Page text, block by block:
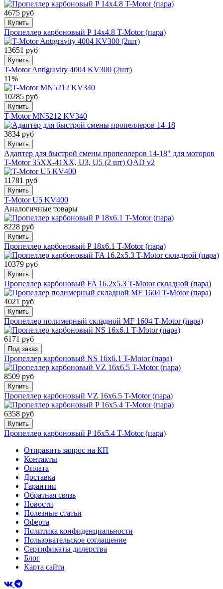
4675 руб
Купить
Пропеллер карбоновый P 14x4.8 T-Motor (пара)
13651 руб
Купить
T-Motor Antigravity 4004 KV300 (2шт)
11%
10285 руб
Купить
T-Motor MN5212 KV340
3834 руб
Купить
Адаптер для быстрой смены пропеллеров 14-18" для моторов
T-Motor 35XX-41XX, U3, U5 (2 шт) QAD v2
11781 руб
Купить
T-Motor U5 KV400
Аналогичные товары
8228 руб
Купить
Пропеллер карбоновый P 18x6.1 T-Motor (пара)
10379 руб
Купить
Пропеллер карбоновый FA 16.2x5.3 T-Motor складной (пара)
4021 руб
Купить
Пропеллер полимерный складной MF 1604 T-Motor (пара)
6171 руб
Под заказ
Пропеллер карбоновый NS 16x6.1 T-Motor (пара)
8509 руб
Купить
Пропеллер карбоновый VZ 16x6.5 T-Motor (пара)
6358 руб
Купить
Пропеллер карбоновый P 16x5.4 T-Motor (пара)
Отправить запрос на КП
Контакты
Оплата
Доставка
Гарантии
Обратная связь
Новости
Полезные статьи
Оферта
Политика конфиденциальности
Пользовательское соглашение
Сертификаты дилерства
Блог
Карта сайта